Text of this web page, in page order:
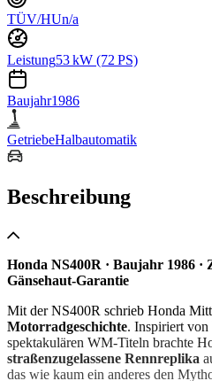
TÜV/HUn/a
Leistung53 kW (72 PS)
Baujahr1986
GetriebeHalbautomatik
Beschreibung
Honda NS400R · Baujahr 1986
Gänsehaut-Garantie
Mit der NS400R schrieb Honda
Motorradgeschichte. Inspiriert von
spektakulären WM-Titeln brachte
straßenzugelassene Rennreplika
das wie kaum ein anderes den